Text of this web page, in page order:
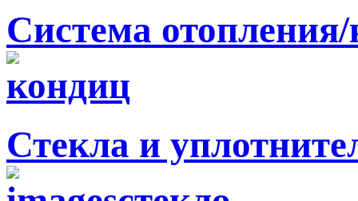
Система
Стекла и